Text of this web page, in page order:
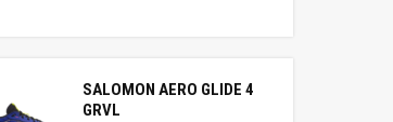
SALOMON AERO GLIDE 4
GRVL